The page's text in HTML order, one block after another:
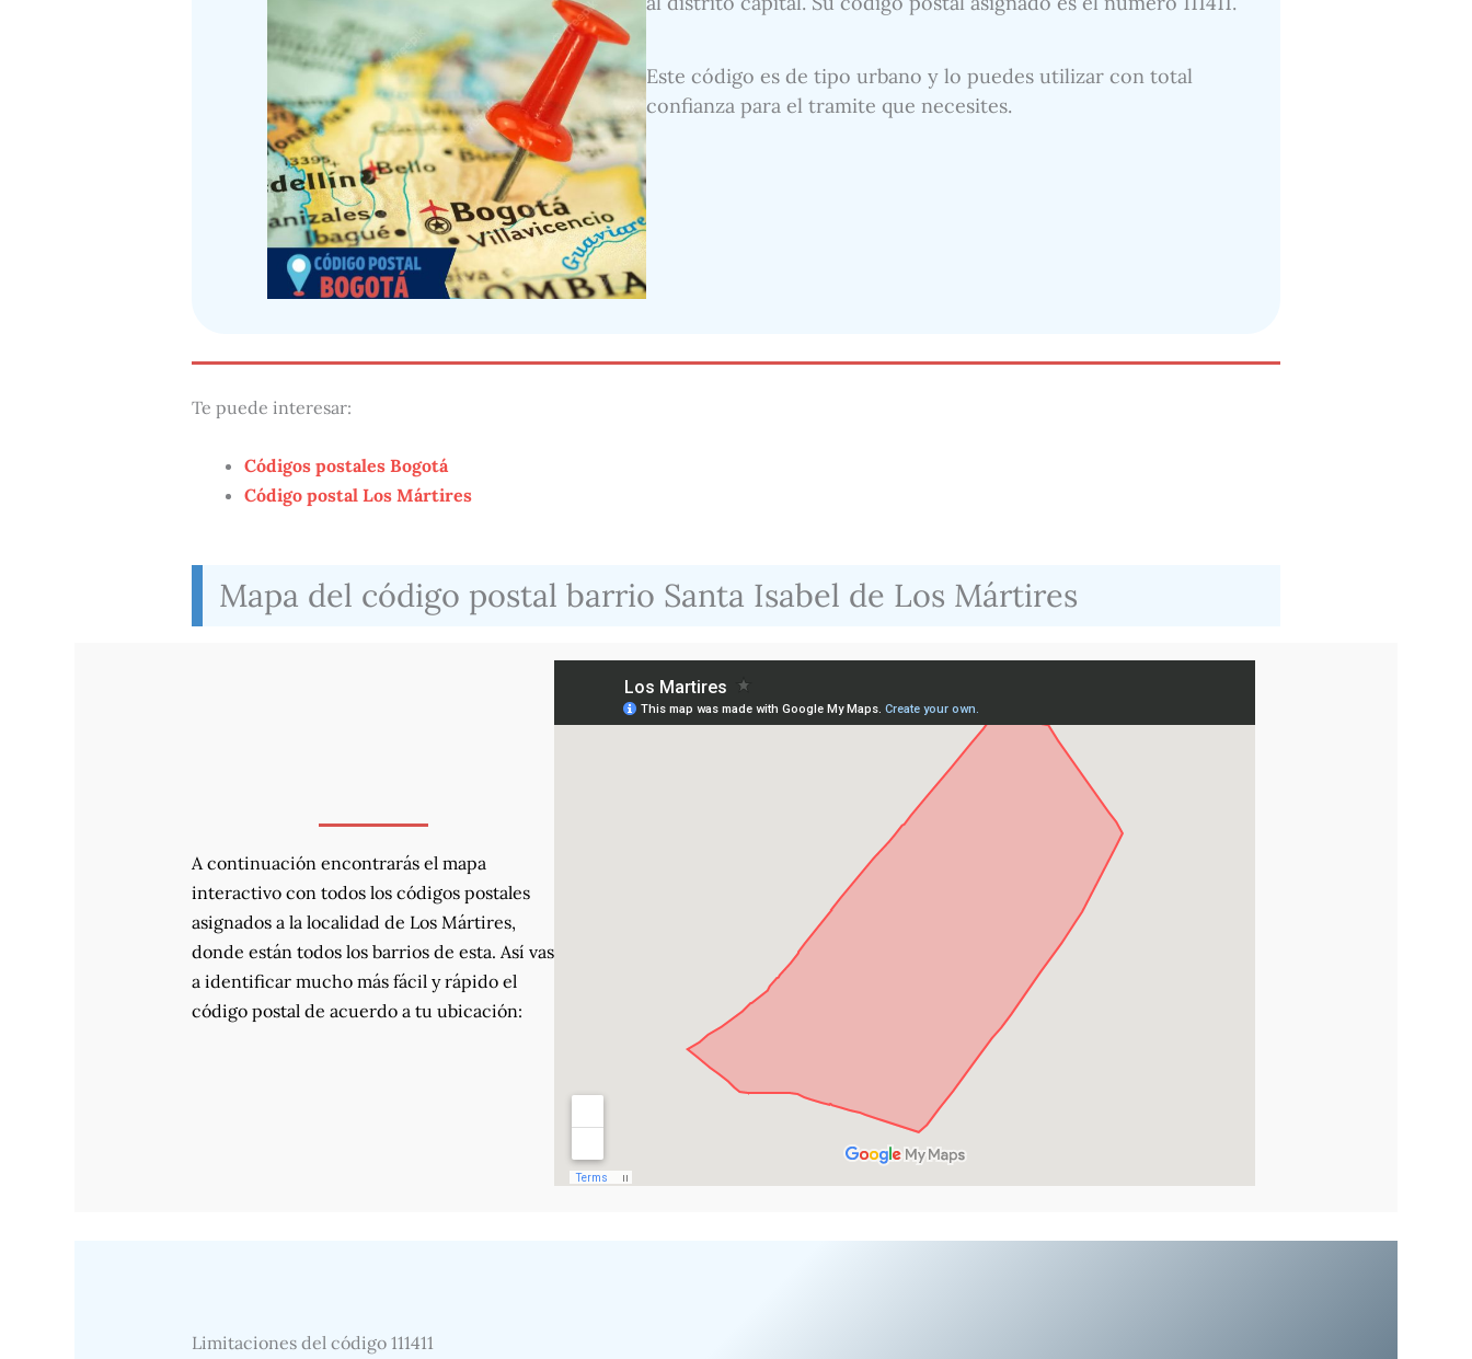
Este código es de tipo urbano y lo puedes utilizar con total
confianza para el tramite que necesites.
Te puede interesar:
Códigos postales Bogotá
Código postal Los Mártires
Mapa del código postal barrio Santa Isabel de Los Mártires
A continuación encontrarás el mapa
interactivo con todos los códigos postales
asignados a la localidad de Los Mártires,
donde están todos los barrios de esta. Así vas
a identificar mucho más fácil y rápido el
código postal de acuerdo a tu ubicación:
Limitaciones del código 111411